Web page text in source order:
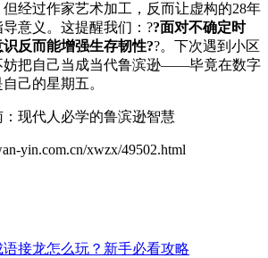
经过作家艺术加工，反而让虚构的28年
意义。这提醒我们：??面对不确定时
反而能增强生存韧性??。下次遇到小区
妨把自己当成当代鲁滨逊——毕竟在数字
己的星期五。
现代人必学的鲁滨逊智慧
yin.com.cn/xwzx/49502.html
接龙怎么玩？新手必看攻略